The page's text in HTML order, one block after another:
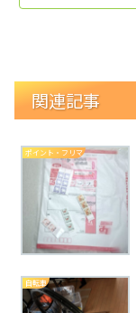
関連記事
ポイント・フリマ
自転車